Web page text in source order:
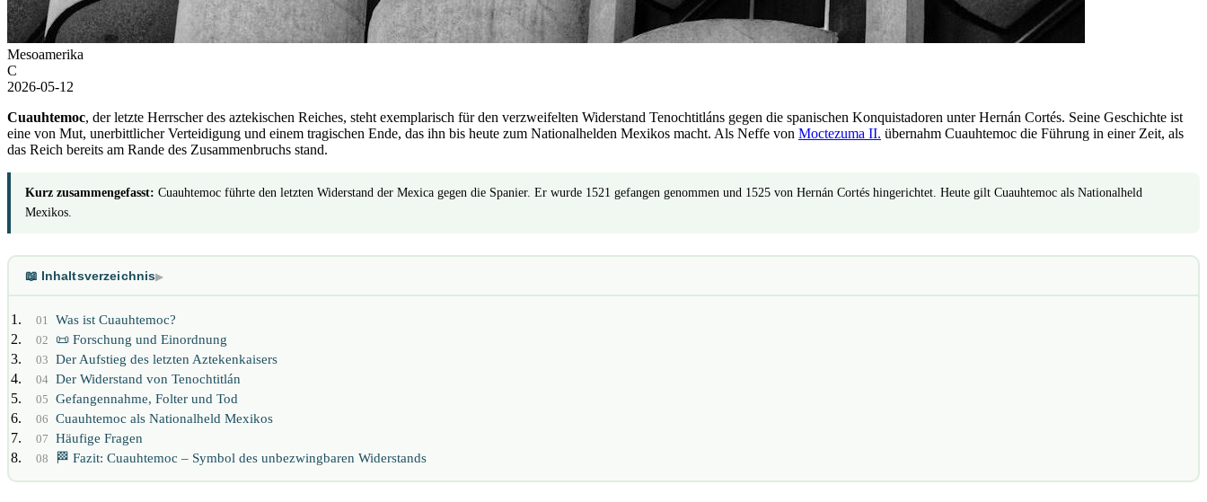
Mesoamerika
C
2026-05-12
Cuauhtemoc, der letzte Herrscher des aztekischen Reiches, steht exemplarisch für den verzweifelten Widerstand Tenochtitláns gegen die spanischen Konquistadoren unter Hernán Cortés. Seine Geschichte ist
eine von Mut, unerbittlicher Verteidigung und einem tragischen Ende, das ihn bis heute zum Nationalhelden Mexikos macht. Als Neffe von Moctezuma II. übernahm Cuauhtemoc die Führung in einer Zeit, als
das Reich bereits am Rande des Zusammenbruchs stand.
Kurz zusammengefasst: Cuauhtemoc führte den letzten Widerstand der Mexica gegen die Spanier. Er wurde 1521 gefangen genommen und 1525 von Hernán Cortés hingerichtet. Heute gilt Cuauhtemoc als Nationalheld
Mexikos.
📖 Inhaltsverzeichnis▶
01 Was ist Cuauhtemoc?
02 📜 Forschung und Einordnung
03 Der Aufstieg des letzten Aztekenkaisers
04 Der Widerstand von Tenochtitlán
05 Gefangennahme, Folter und Tod
06 Cuauhtemoc als Nationalheld Mexikos
07 Häufige Fragen
08 🏁 Fazit: Cuauhtemoc – Symbol des unbezwingbaren Widerstands